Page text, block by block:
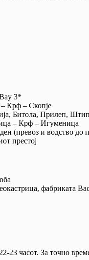
3*
– Крф – Скопје
Битола, Прилеп, Штип
– Крф – Игуменица
(превоз и водство до
престој
фабриката
23 часот. За точно